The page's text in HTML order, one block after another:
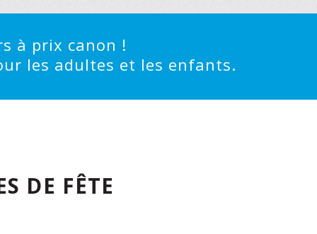
à prix canon !
les adultes et les enfants.
DE FÊTE